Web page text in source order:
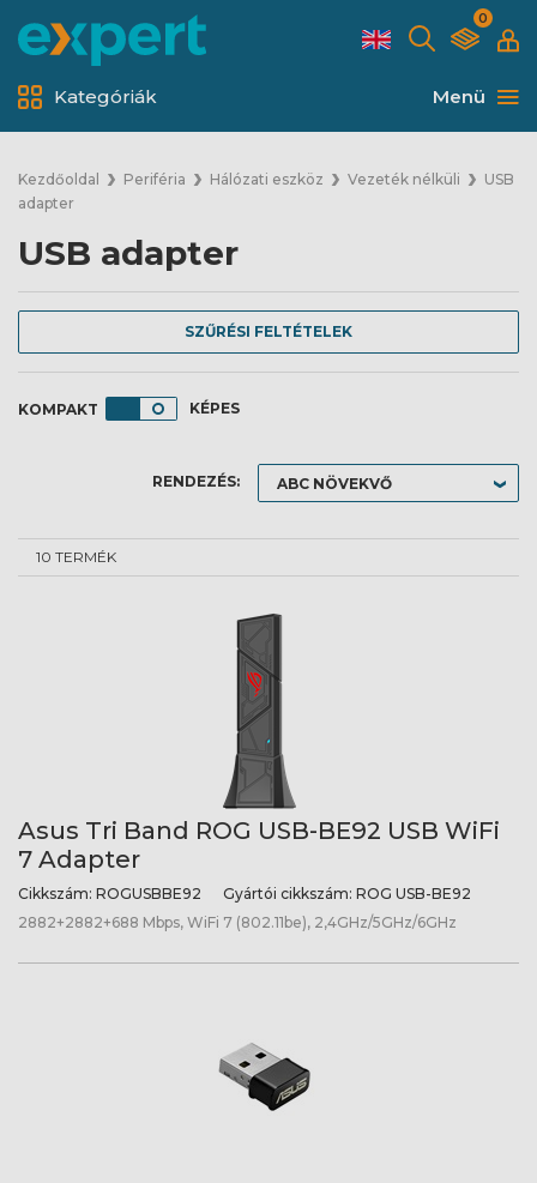
0
Menü
Kategóriák
Kezdőoldal Periféria Hálózati eszköz Vezeték nélküli
USB
adapter
USB adapter
SZŰRÉSI FELTÉTELEK
KÉPES
RENDEZÉS:
10 TERMÉK
Asus Tri Band ROG USB-BE92 USB WiFi
7 Adapter
Cikkszám: ROGUSBBE92 Gyártói cikkszám: ROG USB-BE92
2882+2882+688 Mbps, WiFi 7 (802.11be), 2,4GHz/5GHz/6GHz